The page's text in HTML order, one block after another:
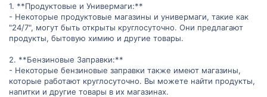
1. **Продуктовые и Универмаги:**
- Некоторые продуктовые магазины и универмаги, такие как
"24/7", могут быть открыты круглосуточно. Они предлагают
продукты, бытовую химию и другие товары.
2. **Бензиновые Заправки:**
- Некоторые бензиновые заправки также имеют магазины,
которые работают круглосуточно. Вы можете найти продукты,
напитки и другие товары в их магазинах.